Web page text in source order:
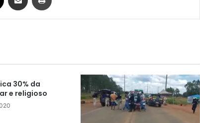
30% da
e religioso